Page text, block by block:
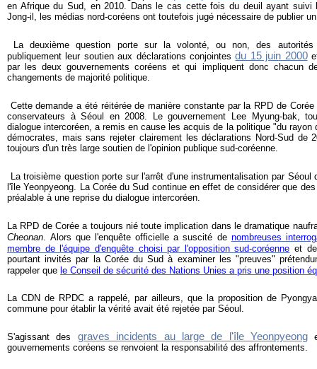
en Afrique du Sud, en 2010. Dans le cas cette fois du deuil ayant suivi
Jong-il, les médias nord-coréens ont toutefois jugé nécessaire de publier
La deuxième question porte sur la volonté, ou non, des autorités
publiquement leur soutien aux déclarations conjointesdu 15 juin 2000
par les deux gouvernements coréens et qui impliquent donc chacun
changements de majorité politique.
Cette demande a été réitérée de manière constante par la RPD de
conservateurs à Séoul en 2008. Le gouvernement Lee Myung-bak,
dialogue intercoréen, a remis en cause les acquis de la politique "du
démocrates, mais sans rejeter clairement les déclarations Nord-Sud de
toujours d'un très large soutien de l'opinion publique sud-coréenne.
La troisième question porte sur l'arrêt d'une instrumentalisation par
l'île Yeonpyeong. La Corée du Sud continue en effet de considérer que
préalable à une reprise du dialogue intercoréen.
La RPD de Corée a toujours nié toute implication dans le dramatique
Cheonan. Alors que l'enquête officielle a suscité de nombreuses
membre de l'équipe d'enquête choisi par l'opposition sud-coréenne et
pourtant invités par la Corée du Sud à examiner les "preuves"
rappeler que le Conseil de sécurité des Nations Unies a pris une position
La CDN de RPDC a rappelé, par ailleurs, que la proposition de
commune pour établir la vérité avait été rejetée par Séoul.
S'agissant des graves incidents au large de l'île Yeonpyeong
gouvernements coréens se renvoient la responsabilité des affrontements.